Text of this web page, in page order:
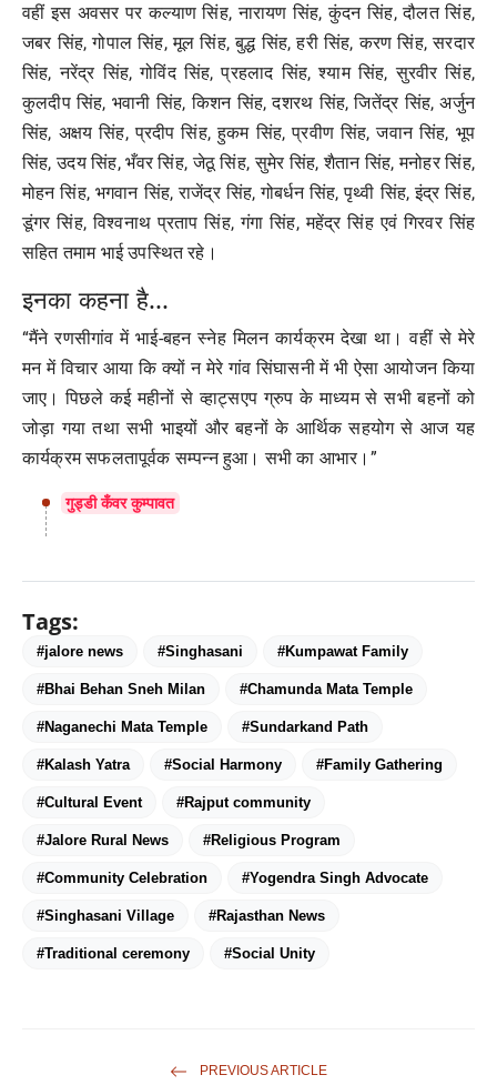
वहीं इस अवसर पर कल्याण सिंह, नारायण सिंह, कुंदन सिंह, दौलत सिंह,
जबर सिंह, गोपाल सिंह, मूल सिंह, बुद्ध सिंह, हरी सिंह, करण सिंह, सरदार
सिंह, नरेंद्र सिंह, गोविंद सिंह, प्रहलाद सिंह, श्याम सिंह, सुरवीर सिंह,
कुलदीप सिंह, भवानी सिंह, किशन सिंह, दशरथ सिंह, जितेंद्र सिंह, अर्जुन
सिंह, अक्षय सिंह, प्रदीप सिंह, हुकम सिंह, प्रवीण सिंह, जवान सिंह, भूप
सिंह, उदय सिंह, भँवर सिंह, जेठू सिंह, सुमेर सिंह, शैतान सिंह, मनोहर सिंह,
मोहन सिंह, भगवान सिंह, राजेंद्र सिंह, गोबर्धन सिंह, पृथ्वी सिंह, इंद्र सिंह,
डूंगर सिंह, विश्वनाथ प्रताप सिंह, गंगा सिंह, महेंद्र सिंह एवं गिरवर सिंह
सहित तमाम भाई उपस्थित रहे।
इनका कहना है...
“मैंने रणसीगांव में भाई-बहन स्नेह मिलन कार्यक्रम देखा था। वहीं से मेरे
मन में विचार आया कि क्यों न मेरे गांव सिंघासनी में भी ऐसा आयोजन किया
जाए। पिछले कई महीनों से व्हाट्सएप ग्रुप के माध्यम से सभी बहनों को
जोड़ा गया तथा सभी भाइयों और बहनों के आर्थिक सहयोग से आज यह
कार्यक्रम सफलतापूर्वक सम्पन्न हुआ। सभी का आभार।”
गुड्डी कँवर कुम्पावत
Tags:
#jalore news #Singhasani #Kumpawat Family
#Bhai Behan Sneh Milan #Chamunda Mata Temple
#Naganechi Mata Temple #Sundarkand Path
#Kalash Yatra #Social Harmony #Family Gathering
#Cultural Event #Rajput community
#Jalore Rural News #Religious Program
#Community Celebration #Yogendra Singh Advocate
#Singhasani Village #Rajasthan News
#Traditional ceremony #Social Unity
PREVIOUS ARTICLE